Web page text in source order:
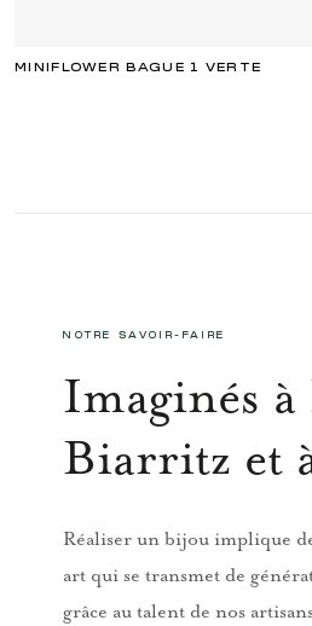
MINIFLOWER BAGUE 1 VERTE
NOTRE SAVOIR-FAIRE
Imaginés à
Biarritz et
Réaliser un bijou implique
art qui se transmet de
grâce au talent de nos